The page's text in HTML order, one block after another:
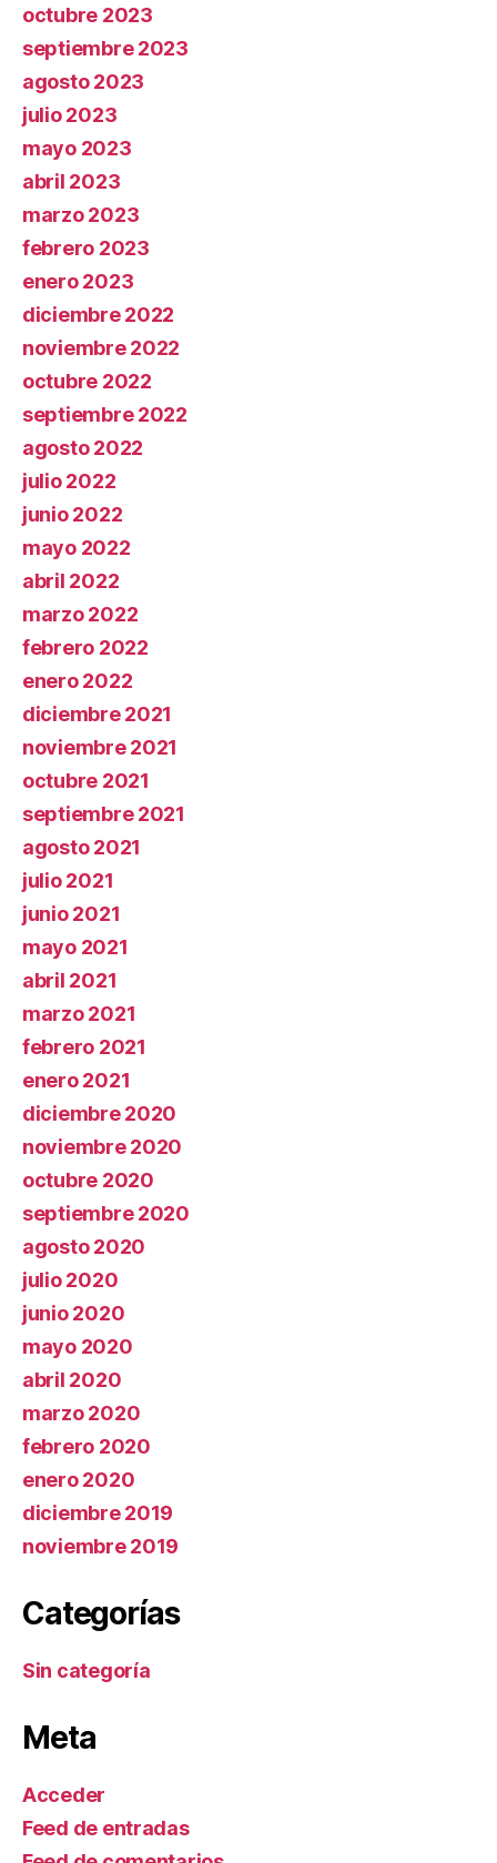
octubre 2023
septiembre 2023
agosto 2023
julio 2023
mayo 2023
abril 2023
marzo 2023
febrero 2023
enero 2023
diciembre 2022
noviembre 2022
octubre 2022
septiembre 2022
agosto 2022
julio 2022
junio 2022
mayo 2022
abril 2022
marzo 2022
febrero 2022
enero 2022
diciembre 2021
noviembre 2021
octubre 2021
septiembre 2021
agosto 2021
julio 2021
junio 2021
mayo 2021
abril 2021
marzo 2021
febrero 2021
enero 2021
diciembre 2020
noviembre 2020
octubre 2020
septiembre 2020
agosto 2020
julio 2020
junio 2020
mayo 2020
abril 2020
marzo 2020
febrero 2020
enero 2020
diciembre 2019
noviembre 2019
Categorías
Sin categoría
Meta
Acceder
Feed de entradas